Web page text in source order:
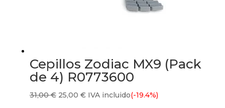
Cepillos Zodiac MX9 (Pack
de 4) R0773600
31,00€ El
25,00 €ElIVA incluido(-19.4%)